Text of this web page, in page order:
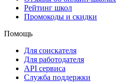
Рейтинг школ
Промокоды и скидки
Помощь
Для соискателя
Для работодателя
API сервиса
Служба поддержки